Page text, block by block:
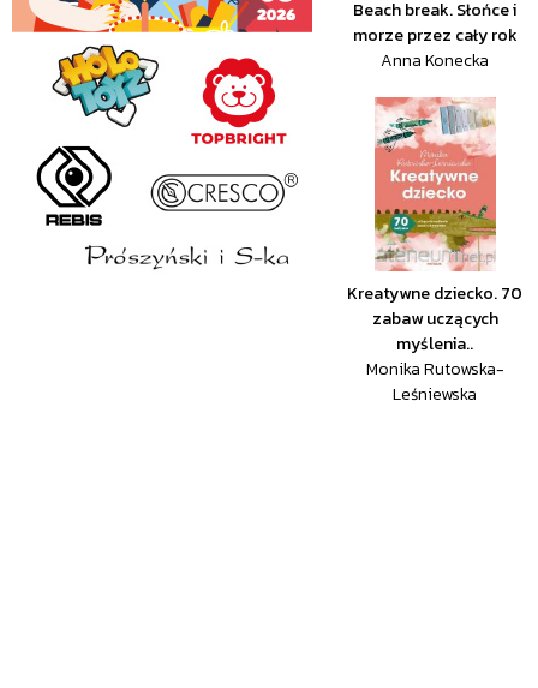
Beach break. Słońce i
morze przez cały rok
Anna Konecka
Kreatywne dziecko. 70
zabaw uczących
myślenia..
Monika Rutowska-
Leśniewska